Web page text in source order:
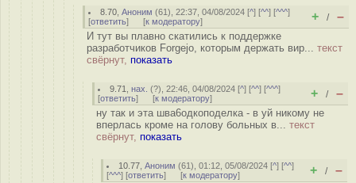
8.70 ,Аноним (61), 22:37, 04/08/2024 [^] [^^] [^^^]
[ответить] [к модератору] + / –
И тут вы плавно скатились к поддержке
разработчиков Forgejo, которым держать вир... текст
свёрнут, показать
9.71 ,нах. (?), 22:46, 04/08/2024 [^] [^^] [^^^]
[ответить] [к модератору] + / –
ну так и эта шва6одкоподелка - в уй никому не
вперлась кроме на голову больных в... текст
свёрнут, показать
10.77 ,Аноним (61), 01:12, 05/08/2024 [^] [^^]
[^^^] [ответить] [к модератору] + / –